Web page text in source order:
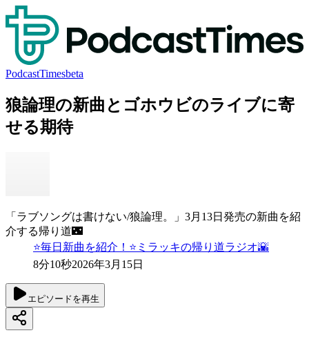
PodcastTimesbeta
狼論理の新曲とゴホウビのライブに寄
せる期待
「ラブソングは書けない/狼論理。」3月13日発売の新曲を紹
介する帰り道🌃
⭐️毎日新曲を紹介！⭐️ミラッキの帰り道ラジオ🌇
8分10秒2026年3月15日
エピソードを再生